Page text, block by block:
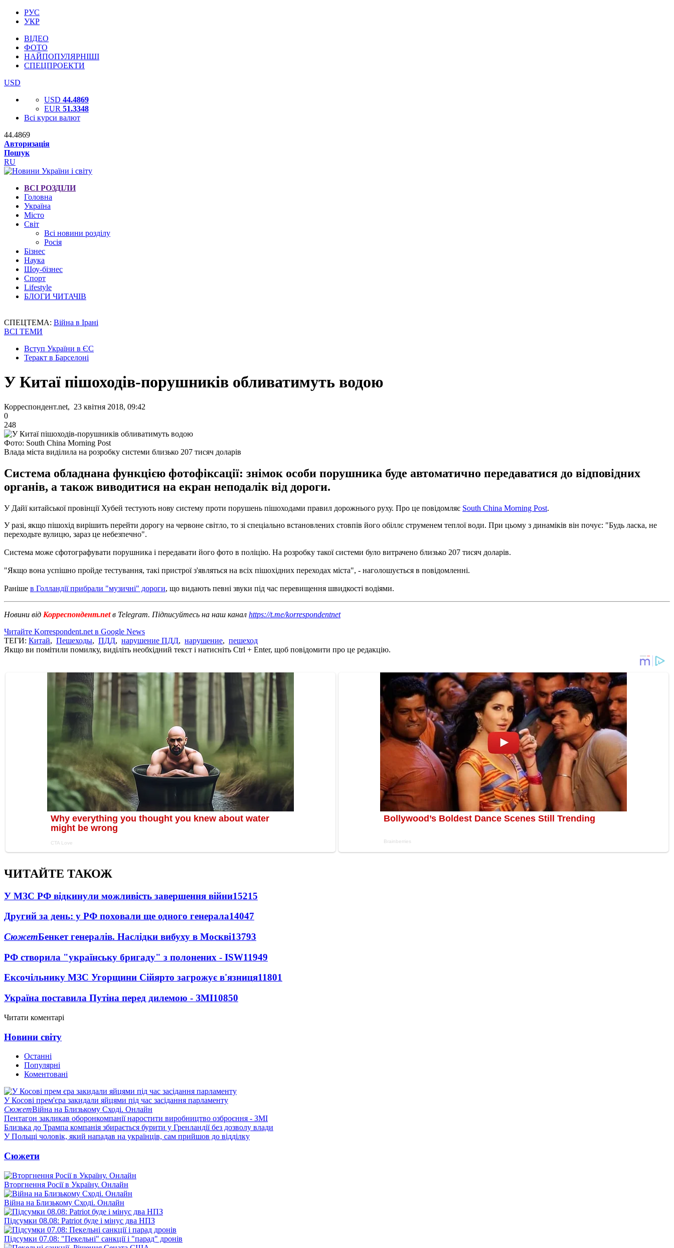
РУС
УКР
ВІДЕО
ФОТО
НАЙПОПУЛЯРНІШІ
СПЕЦПРОЕКТИ
USD
USD 44.4869
EUR 51.3348
Всі курси валют
44.4869
Авторизація
Пошук
RU
ВСІ РОЗДІЛИ
Головна
Україна
Місто
Світ
Всі новини розділу
Росія
Бізнес
Наука
Шоу-бізнес
Спорт
Lifestyle
БЛОГИ ЧИТАЧІВ
СПЕЦТЕМА: Війна в Ірані
ВСІ ТЕМИ
Вступ України в ЄС
Теракт в Барселоні
У Китаї пішоходів-порушників обливатимуть водою
Корреспондент.net, 23 квітня 2018, 09:42
0
248
Фото: South China Morning Post
Влада міста виділила на розробку системи близько 207 тисяч доларів
Система обладнана функцією фотофіксації: знімок особи порушника буде автоматично передаватися до відповідних
органів, а також виводитися на екран неподалік від дороги.
У Дайї китайської провінції Хубей тестують нову систему проти порушень пішоходами правил дорожнього руху. Про це повідомляє South China Morning Post.
У разі, якщо пішохід вирішить перейти дорогу на червоне світло, то зі спеціально встановлених стовпів його обіллє струменем теплої води. При цьому з динаміків він почує: "Будь ласка, не
переходьте вулицю, зараз це небезпечно".
Система може сфотографувати порушника і передавати його фото в поліцію. На розробку такої системи було витрачено близько 207 тисяч доларів.
"Якщо вона успішно пройде тестування, такі пристрої з'являться на всіх пішохідних переходах міста", - наголошується в повідомленні.
Раніше в Голландії прибрали "музичні" дороги, що видають певні звуки під час перевищення швидкості водіями.
Новини від Корреспондент.netв Telegram. Підписуйтесь на наш канал https://t.me/korrespondentnet
Читайте Korrespondent.net в Google News
ТЕГИ: Китай, Пешеходы, ПДД, нарушение ПДД, нарушение, пешеход
Якщо ви помітили помилку, виділіть необхідний текст і натисніть Ctrl + Enter, щоб повідомити про це редакцію.
ЧИТАЙТЕ ТАКОЖ
У МЗС РФ відкинули можливість завершення війни15215
Другий за день: у РФ поховали ще одного генерала14047
СюжетБенкет генералів. Наслідки вибуху в Москві13793
РФ створила "українську бригаду" з полонених - ISW11949
Ексочільнику МЗС Угорщини Сійярто загрожує в'язниця11801
Україна поставила Путіна перед дилемою - ЗМІ10850
Читати коментарі
Новини світу
Останні
Популярні
Коментовані
У Косові прем'єра закидали яйцями під час засідання парламенту
СюжетВійна на Близькому Сході. Онлайн
Пентагон закликав оборонкомпанії наростити виробництво озброєння - ЗМІ
Близька до Трампа компанія збирається бурити у Гренландії без дозволу влади
У Польщі чоловік, який нападав на українців, сам прийшов до відділку
Сюжети
Вторгнення Росії в Україну. Онлайн
Війна на Близькому Сході. Онлайн
Підсумки 08.08: Patriot буде і мінус два НПЗ
Підсумки 07.08: "Пекельні" санкції і "парад" дронів